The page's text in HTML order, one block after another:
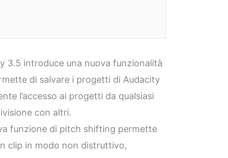
3.5 introduce una nuova funzionalità
di salvare i progetti di Audacity
l’accesso ai progetti da qualsiasi
con altri.
funzione di pitch shifting permette
clip in modo non distruttivo,